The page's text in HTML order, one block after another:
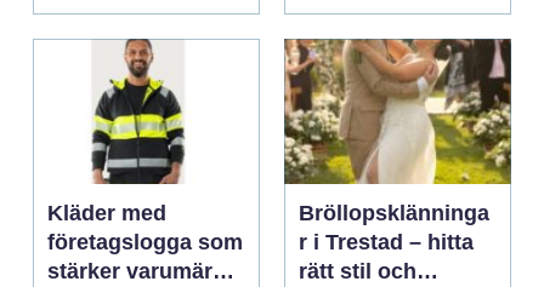
Kläder med
företagslogga som
stärker varumärket
Bröllopsklänninga
r i Trestad – hitta
rätt stil och